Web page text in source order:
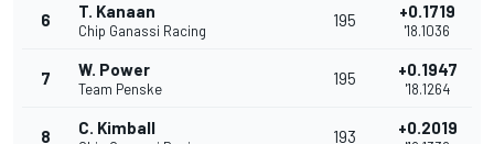
6 T. Kanaan
Chip Ganassi Racing
195 +0.1719
'18.1036
7 W. Power
Team Penske
195 +0.1947
'18.1264
8 C. Kimball 193 +0.2019